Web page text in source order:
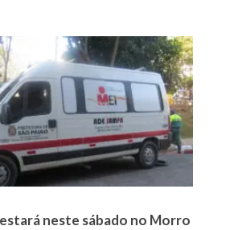
neste sábado no Morro